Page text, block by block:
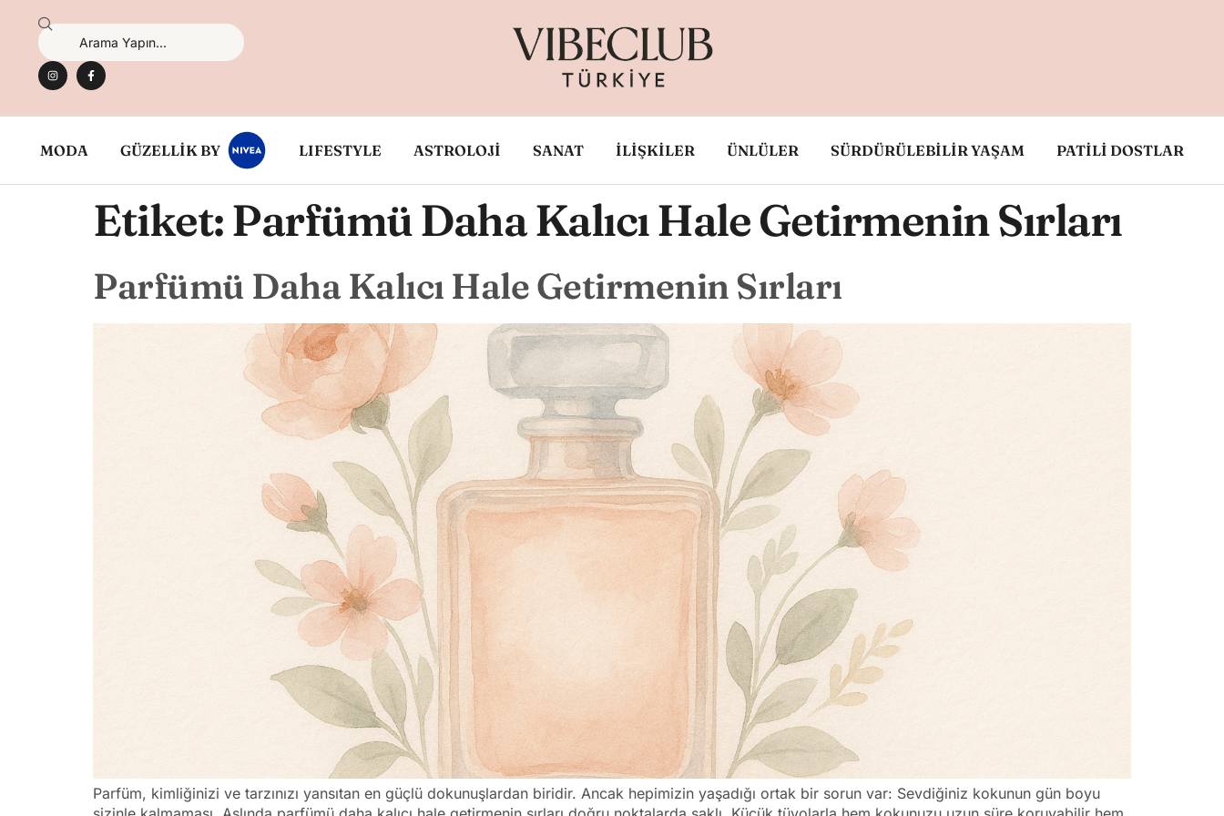
MODA GÜZELLİK BY LIFESTYLE ASTROLOJİ SANAT İLİŞKİLER ÜNLÜLER SÜRDÜRÜLEBİLİR YAŞAM PATİLİ DOSTLAR
Etiket:Parfümü Daha Kalıcı Hale Getirmenin Sırları
Parfümü Daha Kalıcı Hale Getirmenin Sırları
Parfüm, kimliğinizi ve tarzınızı yansıtan en güçlü dokunuşlardan biridir. Ancak hepimizin yaşadığı ortak bir sorun var: Sevdiğiniz kokunun gün boyu